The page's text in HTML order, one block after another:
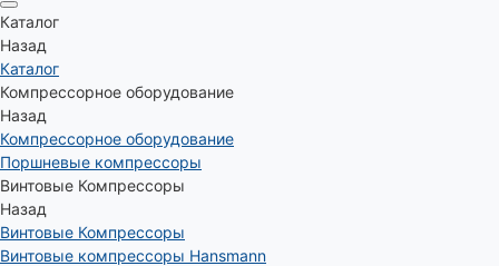
Каталог
Назад
Каталог
Компрессорное оборудование
Назад
Компрессорное оборудование
Поршневые компрессоры
Винтовые Компрессоры
Назад
Винтовые Компрессоры
Винтовые компрессоры Hansmann